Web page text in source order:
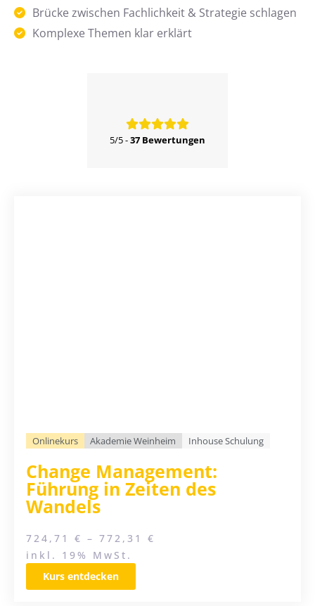
Brücke zwischen Fachlichkeit & Strategie schlagen
Komplexe Themen klar erklärt
5/5-37 Bewertungen
Onlinekurs Akademie Weinheim Inhouse Schulung
Change Management:
Führung in Zeiten des
Wandels
724,71 € – 772,31 €
inkl. 19% MwSt.
Kurs entdecken